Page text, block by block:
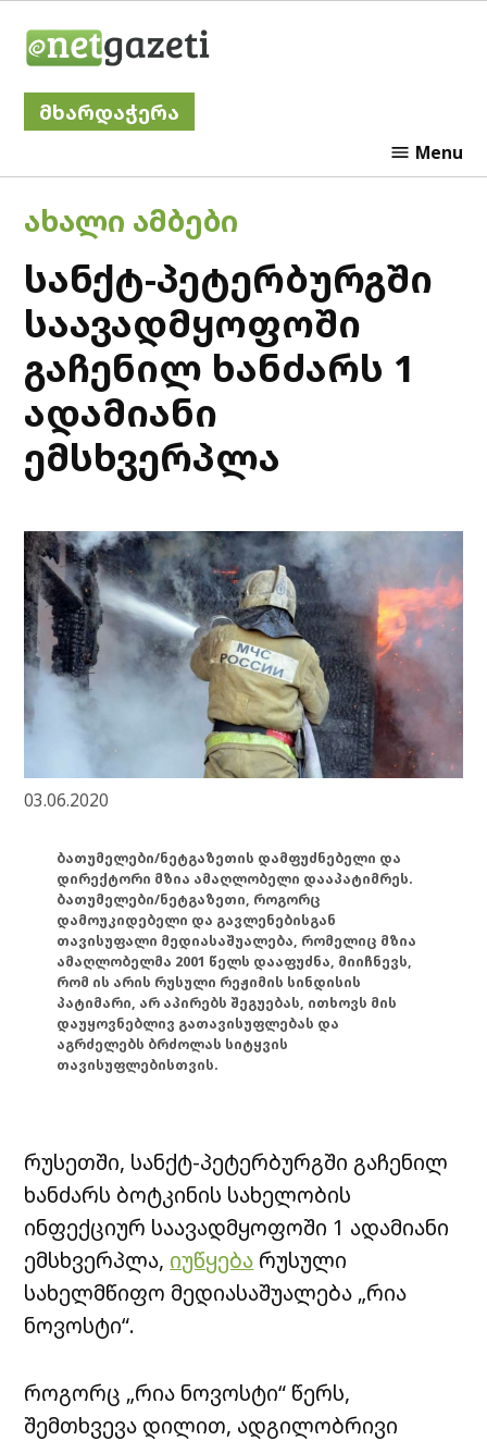
მხარდაჭერა
Menu
POSTED
IN
ᲐᲮᲐᲚᲘ ᲐᲛᲑᲔᲑᲘ
სანქტ-პეტერბურგში
საავადმყოფოში
გაჩენილ ხანძარს 1
ადამიანი
ემსხვერპლა
03.06.2020
ბათუმელები/ნეტგაზეთის დამფუძნებელი და
დირექტორი მზია ამაღლობელი დააპატიმრეს.
ბათუმელები/ნეტგაზეთი, როგორც
დამოუკიდებელი და გავლენებისგან
თავისუფალი მედიასაშუალება, რომელიც მზია
ამაღლობელმა 2001 წელს დააფუძნა, მიიჩნევს,
რომ ის არის რუსული რეჟიმის სინდისის
პატიმარი, არ აპირებს შეგუებას, ითხოვს მის
დაუყოვნებლივ გათავისუფლებას და
აგრძელებს ბრძოლას სიტყვის
თავისუფლებისთვის.
რუსეთში, სანქტ-პეტერბურგში გაჩენილ
ხანძარს ბოტკინის სახელობის
ინფექციურ საავადმყოფოში 1 ადამიანი
ემსხვერპლა, იუწყება რუსული
სახელმწიფო მედიასაშუალება „რია
ნოვოსტი“.
როგორც „რია ნოვოსტი“ წერს,
შემთხვევა დილით, ადგილობრივი